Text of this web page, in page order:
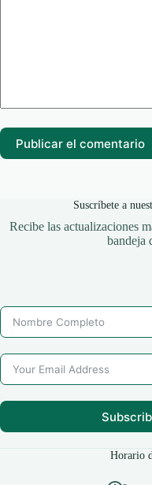
Publicar el comentario
Suscríbete a
Recibe las actualizaciones
bandeja
Horario